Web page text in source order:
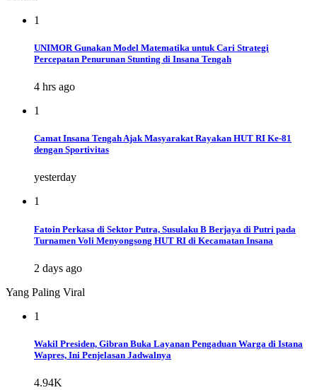
1
UNIMOR Gunakan Model Matematika untuk Cari Strategi
Percepatan Penurunan Stunting di Insana Tengah
4 hrs ago
1
Camat Insana Tengah Ajak Masyarakat Rayakan HUT RI Ke-81
dengan Sportivitas
yesterday
1
Fatoin Perkasa di Sektor Putra, Susulaku B Berjaya di Putri pada
Turnamen Voli Menyongsong HUT RI di Kecamatan Insana
2 days ago
Yang Paling Viral
1
Wakil Presiden, Gibran Buka Layanan Pengaduan Warga di Istana
Wapres, Ini Penjelasan Jadwalnya
4.94K